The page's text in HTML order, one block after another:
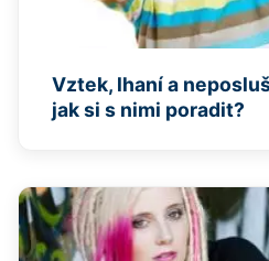
Vztek, lhaní a
jak si s nimi poradit?